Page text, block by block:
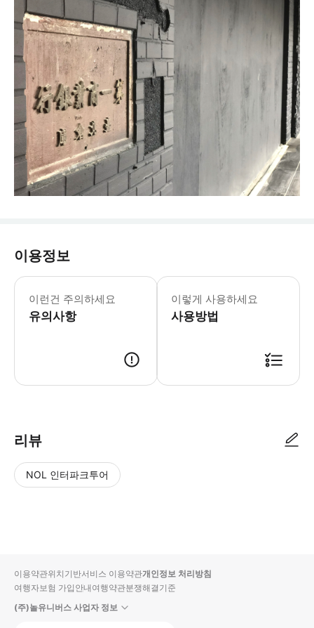
이용정보
이런건 주의하세요
유의사항
이렇게 사용하세요
사용방법
리뷰
NOL 인터파크투어
입니
다.
순
상
이용약관위치기반서비스 이용약관개인정보 처리방침
여행자보험 가입안내여행약관분쟁해결기준
(주)놀유니버스 사업자 정보